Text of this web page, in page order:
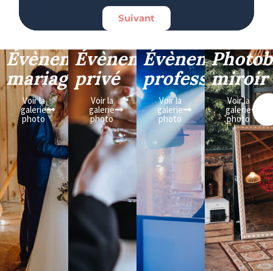
Suivant
Évènement
mariage
Voir la
galerie
photo
Évènement
privé
Voir la
galerie
photo
Évènement
professionnel
Voir la
galerie
photo
miroir
Voir la
galerie
photo